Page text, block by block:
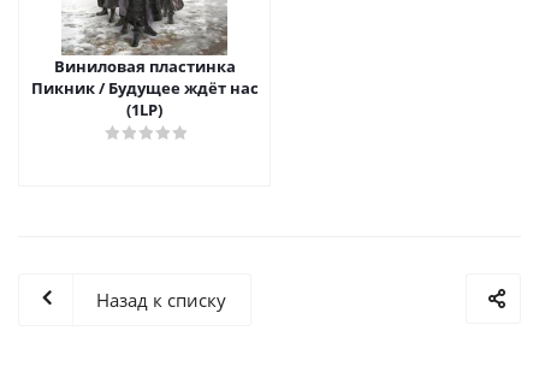
Виниловая пластинка
Пикник / Будущее ждёт нас
(1LP)
Назад к списку